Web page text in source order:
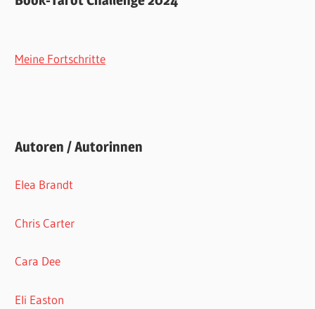
Meine Fortschritte
Autoren / Autorinnen
Elea Brandt
Chris Carter
Cara Dee
Eli Easton